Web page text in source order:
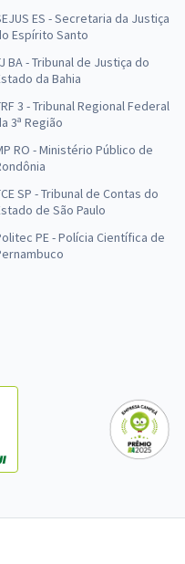
ES - Secretaria da Justiça
Espírito Santo
BA - Tribunal de Justiça do
da Bahia
3 - Tribunal Regional Federal
3ª Região
RO - Ministério Público de
SP - Tribunal de Contas do
de São Paulo
PE - Polícia Científica de